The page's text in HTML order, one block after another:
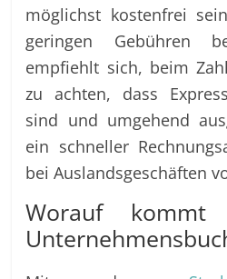
möglichst kostenfrei
geringen Gebühren
empfiehlt sich, beim
zu achten, dass
sind und umgehend
ein schneller
bei Auslandsgeschäften
Worauf